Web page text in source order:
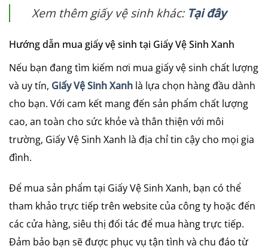
Xem thêm giấy vệ sinh khác: Tại đây
Hướng dẫn mua giấy vệ sinh tại Giấy Vệ Sinh Xanh
Nếu bạn đang tìm kiếm nơi mua giấy vệ sinh chất lượng
và uy tín, Giấy Vệ Sinh Xanh là lựa chọn hàng đầu dành
cho bạn. Với cam kết mang đến sản phẩm chất lượng
cao, an toàn cho sức khỏe và thân thiện với môi
trường, Giấy Vệ Sinh Xanh là địa chỉ tin cậy cho mọi gia
đình.
Để mua sản phẩm tại Giấy Vệ Sinh Xanh, bạn có thể
tham khảo trực tiếp trên website của công ty hoặc đến
các cửa hàng, siêu thị đối tác để mua hàng trực tiếp.
Đảm bảo bạn sẽ được phục vụ tận tình và chu đáo từ